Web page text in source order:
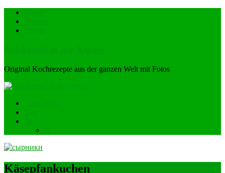
Original Kochrezepte aus der ganzen Welt mit Fotos
Käsepfankuchen